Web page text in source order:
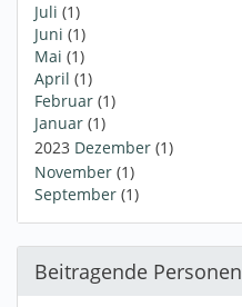
Juli (1)
Juni (1)
Mai (1)
April (1)
Februar (1)
Januar (1)
2023 Dezember (1)
November (1)
September (1)
Beitragende Personen